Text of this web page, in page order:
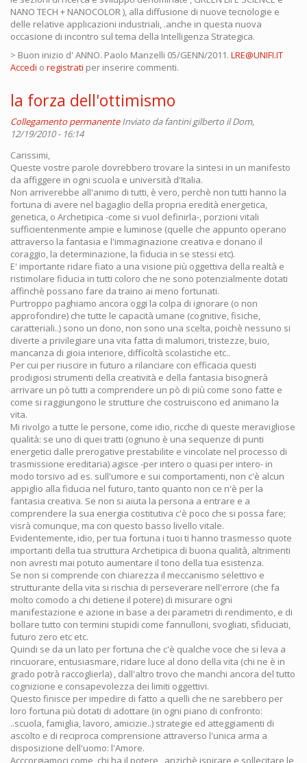
NANO TECH + NANOCOLOR ), alla diffusione di nuove tecnologie e
delle relative applicazioni industriali, .anche in questa nuova
occasione di incontro sul tema della Intelligenza Strategica.
> Buon inizio d' ANNO. Paolo Manzelli 05/GENN/2011. LRE@UNIFI.IT
Accedi o registrati per inserire commenti.
la forza dell'ottimismo
Collegamento permanente Inviato dafantini gilberto il Dom,
12/19/2010 - 16:14
Carissimi,
Queste vostre parole dovrebbero trovare la sintesi in un manifesto
da affiggere in ogni scuola e università d'Italia.
Non arriverebbe all'animo di tutti, è vero, perchè non tutti hanno la
fortuna di avere nel bagaglio della propria eredità energetica,
genetica, o Archetipica -come si vuol definirla-, porzioni vitali
sufficientenmente ampie e luminose (quelle che appunto operano
attraverso la fantasia e l'immaginazione creativa e donano il
coraggio, la determinazione, la fiducia in se stessi etc).
E' importante ridare fiato a una visione più oggettiva della realtà e
ristimolare fiducia in tutti coloro che ne sono potenzialmente dotati
affinchè possano fare da traino ai meno fortunati.
Purtroppo paghiamo ancora oggi la colpa di ignorare (o non
approfondire) che tutte le capacità umane (cognitive, fisiche,
caratteriali..) sono un dono, non sono una scelta, poichè nessuno si
diverte a privilegiare una vita fatta di malumori, tristezze, buio,
mancanza di gioia interiore, difficoltà scolastiche etc..
Per cui per riuscire in futuro a rilanciare con efficacia questi
prodigiosi strumenti della creatività e della fantasia bisognerà
arrivare un pò tutti a comprendere un pò di più come sono fatte e
come si raggiungono le strutture che costruiscono ed animano la
vita.
Mi rivolgo a tutte le persone, come idio, ricche di queste meravigliose
qualità: se uno di quei tratti (ognuno è una sequenze di punti
energetici dalle prerogative prestabilite e vincolate nel processo di
trasmissione ereditaria) agisce -per intero o quasi per intero- in
modo torsivo ad es. sull'umore e sui comportamenti, non c'è alcun
appiglio alla fiducia nel futuro, tanto quanto non ce n'è per la
fantasia creativa. Se non si aiuta la persona a entrare e a
comprendere la sua energia costitutiva c'è poco che si possa fare;
visrà comunque, ma con questo basso livello vitale.
Evidentemente, idio, per tua fortuna i tuoi ti hanno trasmesso quote
importanti della tua struttura Archetipica di buona qualità, altrimenti
non avresti mai potuto aumentare il tono della tua esistenza.
Se non si comprende con chiarezza il meccanismo selettivo e
strutturante della vita si rischia di perseverare nell'errore (che fa
molto comodo a chi detiene il potere) di misurare ogni
manifestazione e azione in base a dei parametri di rendimento, e di
bollare tutto con termini stupidi come fannulloni, svogliati, sfiduciati,
futuro zero etc etc.
Quindi se da un lato per fortuna che c'è qualche voce che si leva a
rincuorare, entusiasmare, ridare luce al dono della vita (chi ne è in
grado potrà raccoglierla) , dall'altro trovo che manchi ancora del tutto
cognizione e consapevolezza dei limiti oggettivi.
Questo finisce per impedire di fatto a quelli che ne sarebbero per
loro fortuna più dotati di adottare (in ogni piano di confronto:
..scuola, famiglia, lavoro, amicizie..) strategie ed atteggiamenti di
ascolto e di reciproca comprensione attraverso l'unica arma a
disposizione dell'uomo: l'Amore.
Acccorgiamoci come, chi ha il potere , anzichè ispirare e sollecitare le